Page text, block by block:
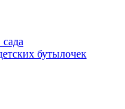
бутылочек